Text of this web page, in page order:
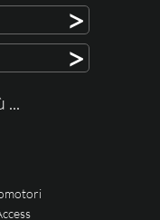
>
>
...